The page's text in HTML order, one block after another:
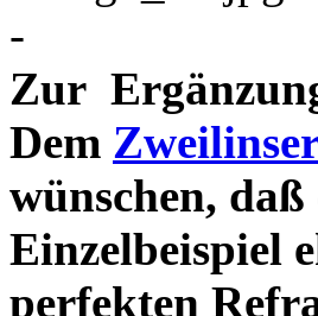
-
Zur
Dem
wünschen,
Einzelbeispiel
perfekten